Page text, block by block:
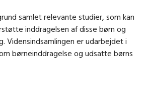
samlet relevante studier, som kan
inddragelsen af disse børn og
Vidensindsamlingen er udarbejdet i
børneinddragelse og udsatte børns